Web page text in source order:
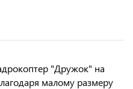
"Дружок" на
малому размеру